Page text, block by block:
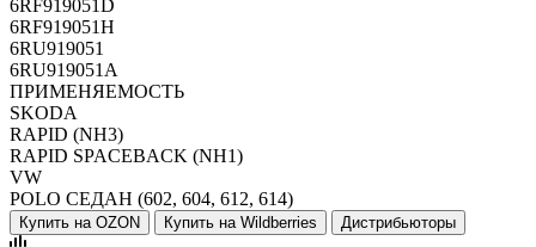
6RF919051D
6RF919051H
6RU919051
6RU919051A
ПРИМЕНЯЕМОСТЬ
SKODA
RAPID (NH3)
RAPID SPACEBACK (NH1)
VW
POLO СЕДАН (602, 604, 612, 614)
Купить на OZON Купить на Wildberries Дистрибьюторы